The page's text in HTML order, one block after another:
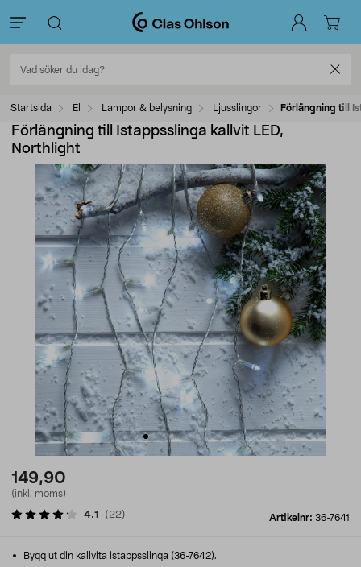
Startsida El Lampor & belysning Ljusslingor Förlängning till
Förlängning till Istappsslinga kallvit LED,
Northlight
149,90
(inkl. moms)
Artikelnr: 36-7641
4.1 ( 22)
Bygg ut din kallvita istappsslinga (36-7642).